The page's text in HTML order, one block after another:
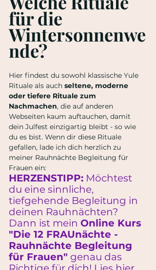
für die
Wintersonnenwe
nde?
Hier findest du sowohl klassische Yule
Rituale als auch seltene, moderne
oder tiefere Rituale zum
Nachmachen, die auf anderen
Webseiten kaum auftauchen, damit
dein Julfest einzigartig bleibt - so wie
du es bist. Wenn dir diese Rituale
gefallen, lade ich dich herzlich zu
meiner Rauhnächte Begleitung für
Frauen ein:
HERZENSTIPP: Möchtest
du eine sinnliche,
tiefgehende Begleitung in
deinen Rauhnächten?
Dann ist mein Online Kurs
"Die 12 FRAUnächte -
Rauhnächte Begleitung
für Frauen" genau das